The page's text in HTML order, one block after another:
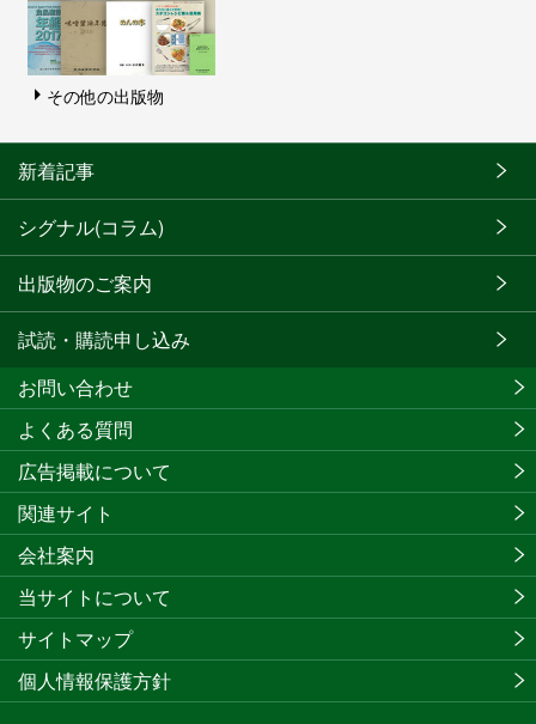
その他の出版物
新着記事
シグナル(コラム)
出版物のご案内
試読・購読申し込み
お問い合わせ
よくある質問
広告掲載について
関連サイト
会社案内
当サイトについて
サイトマップ
個人情報保護方針